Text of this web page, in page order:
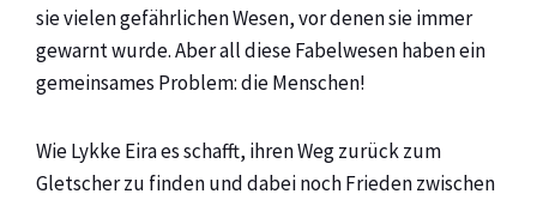
sie vielen gefährlichen Wesen, vor denen sie immer
gewarnt wurde. Aber all diese Fabelwesen haben ein
gemeinsames Problem: die Menschen!
Wie Lykke Eira es schafft, ihren Weg zurück zum
Gletscher zu finden und dabei noch Frieden zwischen